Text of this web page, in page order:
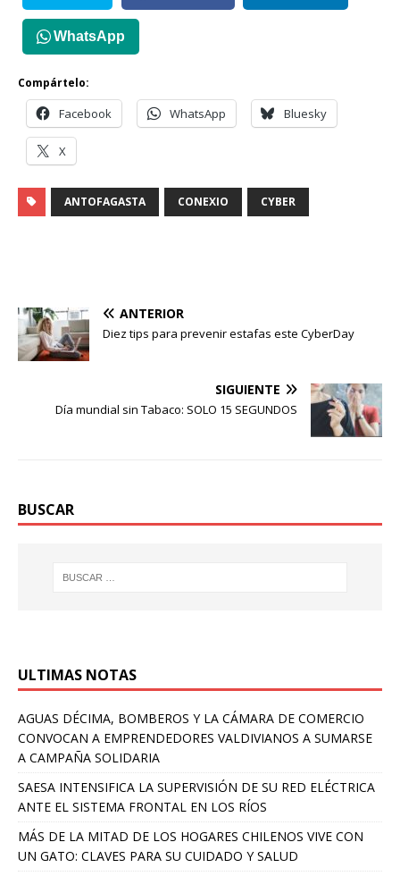
WhatsApp
Compártelo:
Facebook WhatsApp Bluesky
X
ANTOFAGASTA CONEXIO CYBER
ANTERIOR
Diez tips para prevenir estafas este CyberDay
SIGUIENTE
Día mundial sin Tabaco: SOLO 15 SEGUNDOS
BUSCAR
ULTIMAS NOTAS
AGUAS DÉCIMA, BOMBEROS Y LA CÁMARA DE COMERCIO
CONVOCAN A EMPRENDEDORES VALDIVIANOS A SUMARSE
A CAMPAÑA SOLIDARIA
SAESA INTENSIFICA LA SUPERVISIÓN DE SU RED ELÉCTRICA
ANTE EL SISTEMA FRONTAL EN LOS RÍOS
MÁS DE LA MITAD DE LOS HOGARES CHILENOS VIVE CON
UN GATO: CLAVES PARA SU CUIDADO Y SALUD